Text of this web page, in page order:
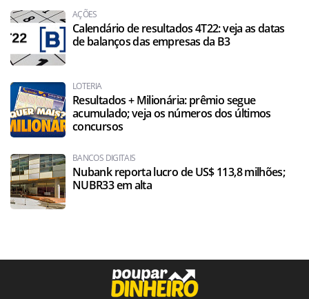
AÇÕES
Calendário de resultados 4T22: veja as datas
de balanços das empresas da B3
LOTERIA
Resultados + Milionária: prêmio segue
acumulado; veja os números dos últimos
concursos
BANCOS DIGITAIS
Nubank reporta lucro de US$ 113,8 milhões;
NUBR33 em alta